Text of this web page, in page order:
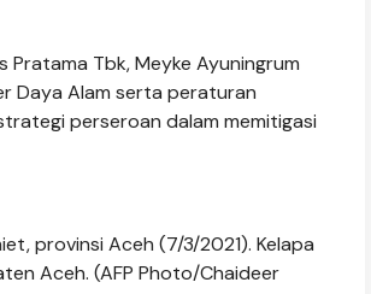
Pratama Tbk, Meyke Ayuningrum
Daya Alam serta peraturan
perseroan dalam memitigasi
provinsi Aceh (7/3/2021). Kelapa
Aceh. (AFP Photo/Chaideer